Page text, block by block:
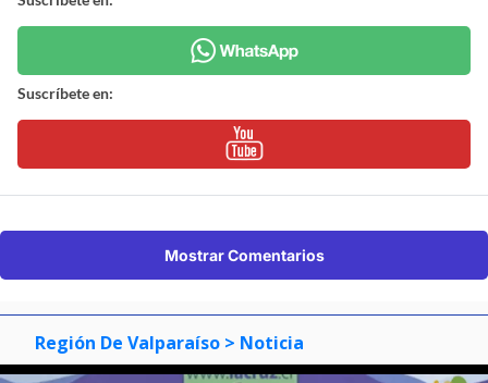
Suscríbete en:
Mostrar Comentarios
Región De Valparaíso > Noticia